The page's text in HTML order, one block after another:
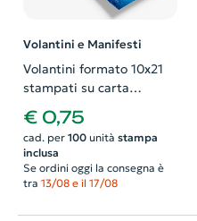
Volantini e Manifesti
Volantini formato 10x21
stampati su carta
patinata. Possibilità di
richiedere anche il
progetto grafico
€ 0,75
cad. per 100unità stampa
inclusa
Se ordini oggi la consegna è
tra 13/08 e il 17/08